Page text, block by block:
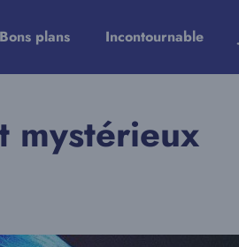
Bons plans Incontournable
mystérieux